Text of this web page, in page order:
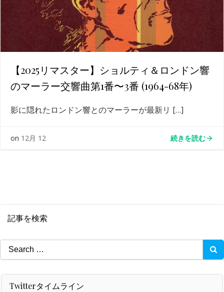
【2025リマスター】ショルティ＆ロンドン響
のマーラー交響曲第1番〜3番 (1964-68年)
影に隠れたロンドン響とのマーラーが最新リ […]
on 12月 12 続きを読む
記事を検索
Search
for:
Twitterタイムライン